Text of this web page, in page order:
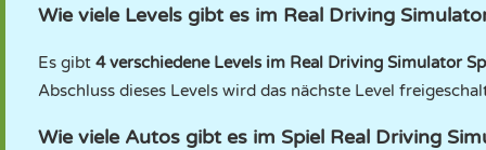
Wie viele Levels gibt es im Real Driving
Es gibt 4 verschiedene Levels im Real Driving Simulator
Abschluss dieses Levels wird das nächste Level
Wie viele Autos gibt es im Spiel Real Driving